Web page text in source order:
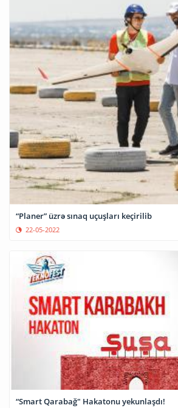
“Planer” üzrə sınaq uçuşları keçirilib
22-05-2022
“Smart Qarabağ" Hakatonu yekunlaşdı!